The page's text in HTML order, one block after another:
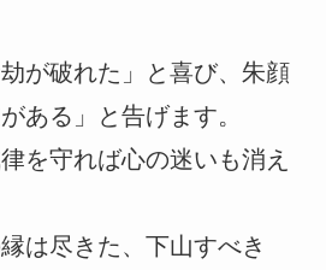
が破れた」と喜び、朱顔
ある」と告げます。
を守れば心の迷いも消え
は尽きた、下山すべき